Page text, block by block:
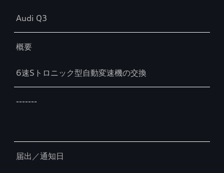
Audi Q3
概要
6速Sトロニック型自動変速機の交換
-------
届出／通知日